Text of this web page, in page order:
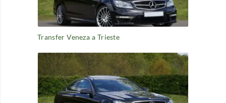
Transfer Veneza a Trieste